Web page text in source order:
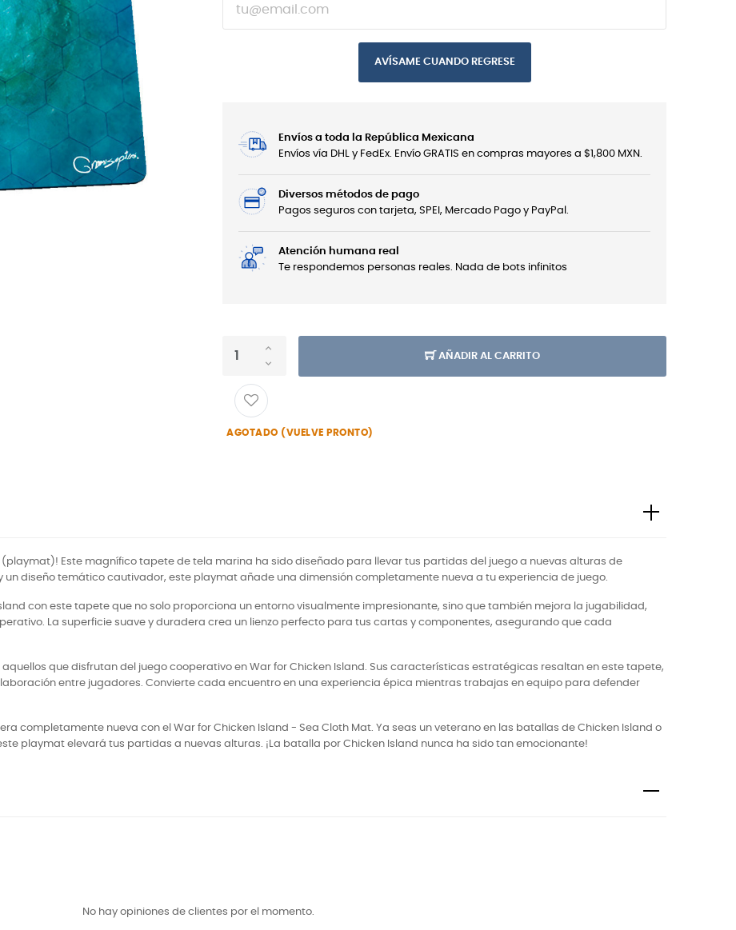
AVÍSAME CUANDO REGRESE
Envíos a toda la República Mexicana
Envíos vía DHL y FedEx. Envío GRATIS en compras mayores a $1,800 MXN.
Diversos métodos de pago
Pagos seguros con tarjeta, SPEI, Mercado Pago y PayPal.
Atención humana real
Te respondemos personas reales. Nada de bots infinitos
AÑADIR AL CARRITO
AGOTADO (VUELVE PRONTO)
(playmat)! Este magnífico tapete de tela marina ha sido diseñado para llevar tus partidas del juego a nuevas alturas de
diseño temático cautivador, este playmat añade una dimensión completamente nueva a tu experiencia de juego.
con este tapete que no solo proporciona un entorno visualmente impresionante, sino que también mejora la jugabilidad,
La superficie suave y duradera crea un lienzo perfecto para tus cartas y componentes, asegurando que cada
que disfrutan del juego cooperativo en War for Chicken Island. Sus características estratégicas resaltan en este tapete,
entre jugadores. Convierte cada encuentro en una experiencia épica mientras trabajas en equipo para defender
completamente nueva con el War for Chicken Island - Sea Cloth Mat. Ya seas un veterano en las batallas de Chicken Island o
playmat elevará tus partidas a nuevas alturas. ¡La batalla por Chicken Island nunca ha sido tan emocionante!
No hay opiniones de clientes por el momento.